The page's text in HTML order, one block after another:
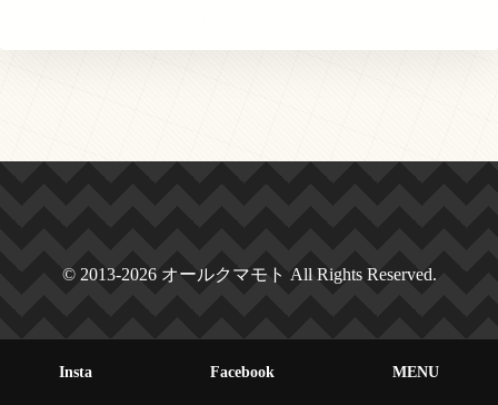
© 2013-2026 オールクマモト All Rights Reserved.
Insta Facebook MENU